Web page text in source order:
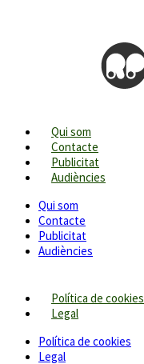
Qui som
Contacte
Publicitat
Audiències
Qui som
Contacte
Publicitat
Audiències
Política de cookies
Legal
Política de cookies
Legal